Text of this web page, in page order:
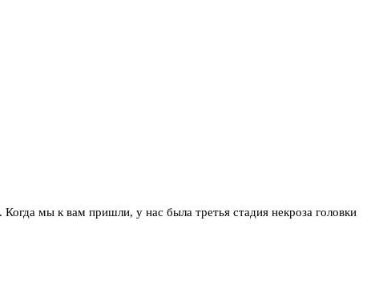
мы к вам пришли, у нас была третья стадия некроза головки